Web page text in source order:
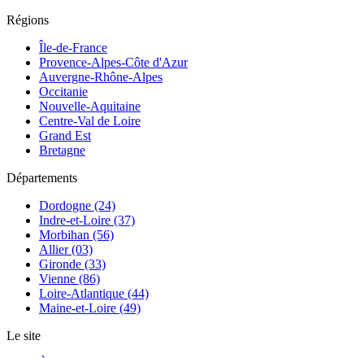
Régions
Île-de-France
Provence-Alpes-Côte d'Azur
Auvergne-Rhône-Alpes
Occitanie
Nouvelle-Aquitaine
Centre-Val de Loire
Grand Est
Bretagne
Départements
Dordogne (24)
Indre-et-Loire (37)
Morbihan (56)
Allier (03)
Gironde (33)
Vienne (86)
Loire-Atlantique (44)
Maine-et-Loire (49)
Le site